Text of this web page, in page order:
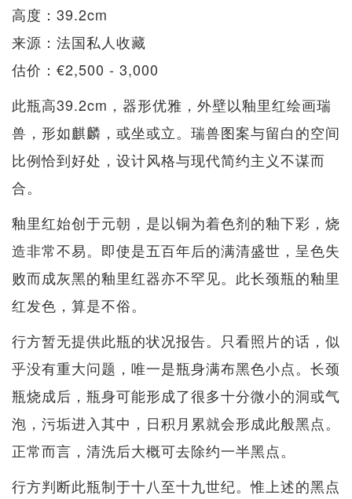
高度：39.2cm
来源：法国私人收藏
估价：€2,500 - 3,000
此瓶高39.2cm，器形优雅，外壁以釉里红绘画瑞
兽，形如麒麟，或坐或立。瑞兽图案与留白的空间
比例恰到好处，设计风格与现代简约主义不谋而
合。
釉里红始创于元朝，是以铜为着色剂的釉下彩，烧
造非常不易。即使是五百年后的满清盛世，呈色失
败而成灰黑的釉里红器亦不罕见。此长颈瓶的釉里
红发色，算是不俗。
行方暂无提供此瓶的状况报告。只看照片的话，似
乎没有重大问题，唯一是瓶身满布黑色小点。长颈
瓶烧成后，瓶身可能形成了很多十分微小的洞或气
泡，污垢进入其中，日积月累就会形成此般黑点。
正常而言，清洗后大概可去除约一半黑点。
行方判断此瓶制于十八至十九世纪。惟上述的黑点